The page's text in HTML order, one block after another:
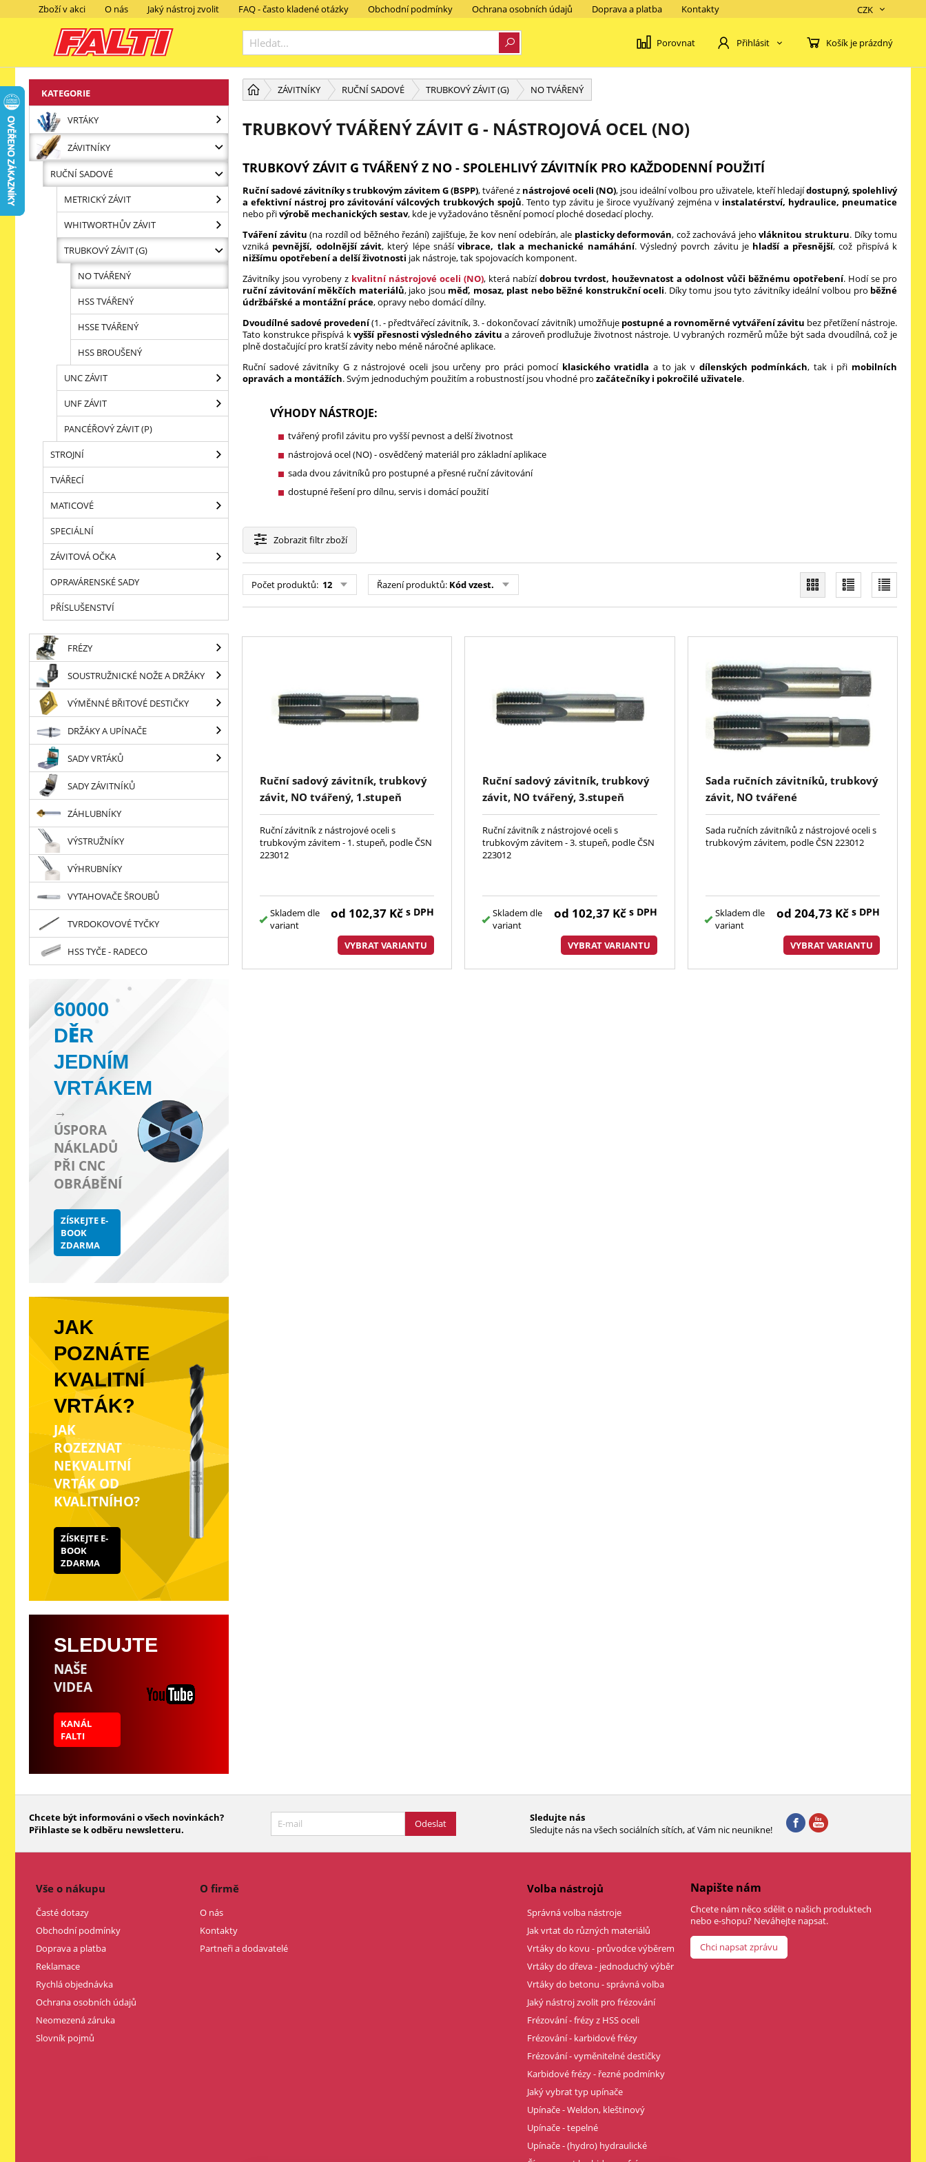
Zboží v akci O nás Jaký nástroj zvolit FAQ - často kladené otázky Obchodní podmínky Ochrana osobních údajů Doprava a platba Kontakty CZK
Porovnat Přihlásit Košík je prázdný
ZÁVITNÍKY RUČNÍ SADOVÉ TRUBKOVÝ ZÁVIT (G) NO TVÁŘENÝ
TRUBKOVÝ TVÁŘENÝ ZÁVIT G - NÁSTROJOVÁ OCEL (NO)
TRUBKOVÝ ZÁVIT G TVÁŘENÝ Z NO - SPOLEHLIVÝ ZÁVITNÍK PRO KAŽDODENNÍ POUŽITÍ
Ruční sadové závitníky s trubkovým závitem G (BSPP), tvářené z nástrojové oceli (NO), jsou ideální volbou pro uživatele, kteří hledajídostupný, spolehlivý
a efektivní nástroj pro závitování válcových trubkových spojů. Tento typ závitu je široce využívaný zejména v instalatérství, hydraulice, pneumatice
nebo přivýrobě mechanických sestav, kde je vyžadováno těsnění pomocí ploché dosedací plochy.
Tváření závitu (na rozdíl od běžného řezání) zajišťuje, že kov není odebírán, ale plasticky deformován, což zachovává jehovláknitou strukturu. Díky tomu
vzniká pevnější, odolnější závit, který lépe snášívibrace, tlak a mechanické namáhání. Výsledný povrch závitu je hladší a přesnější, což přispívá k
nižšímu opotřebení a delší životnosti jak nástroje, tak spojovacích komponent.
Závitníky jsou vyrobeny z kvalitní nástrojové oceli (NO), která nabízídobrou tvrdost, houževnatost a odolnost vůči běžnému opotřebení. Hodí se pro
ruční závitování měkčích materiálů, jako jsou měď, mosaz, plast nebo běžné konstrukční oceli. Díky tomu jsou tyto závitníky ideální volbou pro běžné
údržbářské a montážní práce, opravy nebo domácí dílny.
Dvoudílné sadové provedení(1. - předtvářecí závitník, 3. - dokončovací závitník) umožňuje postupné a rovnoměrné vytváření závitu bez přetížení nástroje.
Tato konstrukce přispívá kvyšší přesnosti výsledného závitu a zároveň prodlužuje životnost nástroje. U vybraných rozměrů může být sada dvoudílná, což je
plně dostačující pro kratší závity nebo méně náročné aplikace.
Ruční sadové závitníky G z nástrojové oceli jsou určeny pro práci pomocí klasického vratidla a to jak v dílenských podmínkách, tak i při mobilních
opravách a montážích. Svým jednoduchým použitím a robustností jsou vhodné pro začátečníky i pokročilé uživatele.
VÝHODY NÁSTROJE:
tvářený profil závitu pro vyšší pevnost a delší životnost
nástrojová ocel (NO) - osvědčený materiál pro základní aplikace
sada dvou závitníků pro postupné a přesné ruční závitování
dostupné řešení pro dílnu, servis i domácí použití
Zobrazitfiltr zboží
Počet produktů: 12 Řazení produktů: Kód vzest.
Ruční sadový závitník, trubkový
závit, NO tvářený, 1.stupeň
Ruční závitník z nástrojové oceli s
trubkovým závitem - 1. stupeň, podle ČSN
223012
Skladem dle
variant
od 102,37 Kčs DPH
VYBRAT VARIANTU
Ruční sadový závitník, trubkový
závit, NO tvářený, 3.stupeň
Ruční závitník z nástrojové oceli s
trubkovým závitem - 3. stupeň, podle ČSN
223012
Skladem dle
variant
od 102,37Kč s DPH
VYBRAT VARIANTU
Sada ručních závitníků, trubkový
závit, NO tvářené
Sada ručních závitníků z nástrojové oceli s
trubkovým závitem, podle ČSN 223012
Skladem dle
variant
od 204,73 Kč s DPH
VYBRAT VARIANTU
KATEGORIE
VRTÁKY
ZÁVITNÍKY
RUČNÍ SADOVÉ
METRICKÝ ZÁVIT
WHITWORTHŮV ZÁVIT
TRUBKOVÝ ZÁVIT (G)
NO TVÁŘENÝ
HSS TVÁŘENÝ
HSSE TVÁŘENÝ
HSS BROUŠENÝ
UNC ZÁVIT
UNF ZÁVIT
PANCÉŘOVÝ ZÁVIT (P)
STROJNÍ
TVÁŘECÍ
MATICOVÉ
SPECIÁLNÍ
ZÁVITOVÁ OČKA
OPRAVÁRENSKÉ SADY
PŘÍSLUŠENSTVÍ
FRÉZY
SOUSTRUŽNICKÉ NOŽE A DRŽÁKY
VÝMĚNNÉ BŘITOVÉ DESTIČKY
DRŽÁKY A UPÍNAČE
SADY VRTÁKŮ
SADY ZÁVITNÍKŮ
ZÁHLUBNÍKY
VÝSTRUŽNÍKY
VÝHRUBNÍKY
VYTAHOVAČE ŠROUBŮ
TVRDOKOVOVÉ TYČKY
HSS TYČE - RADECO
60000
DĚR
JEDNÍM
VRTÁKEM
→
ÚSPORA
NÁKLADŮ
PŘI CNC
OBRÁBĚNÍ
ZÍSKEJTE E-
BOOK
ZDARMA
JAK
POZNÁTE
KVALITNÍ
VRTÁK?
JAK
ROZEZNAT
NEKVALITNÍ
VRTÁK OD
KVALITNÍHO?
ZÍSKEJTE E-
BOOK
ZDARMA
SLEDUJTE
NAŠE
VIDEA
KANÁL
FALTI
Chcete být informováni o všech novinkách?
Přihlaste se k odběru newsletteru.
Odeslat
Sledujte nás
Sledujte nás na všech sociálních sítích, ať Vám nic neunikne!
Vše o nákupu
Časté dotazy
Obchodní podmínky
Doprava a platba
Reklamace
Rychlá objednávka
Ochrana osobních údajů
Neomezená záruka
Slovník pojmů
O firmě
O nás
Kontakty
Partneři a dodavatelé
Volba nástrojů
Správná volba nástroje
Jak vrtat do různých materiálů
Vrtáky do kovu - průvodce výběrem
Vrtáky do dřeva - jednoduchý výběr
Vrtáky do betonu - správná volba
Jaký nástroj zvolit pro frézování
Frézování - frézy z HSS oceli
Frézování - karbidové frézy
Frézování - vyměnitelné destičky
Karbidové frézy - řezné podmínky
Jaký vybrat typ upínače
Upínače - Weldon, kleštinový
Upínače - tepelné
Upínače - (hydro) hydraulické
Napište nám
Chcete nám něco sdělit o našich produktech
nebo e-shopu? Neváhejte napsat.
Chci napsat zprávu